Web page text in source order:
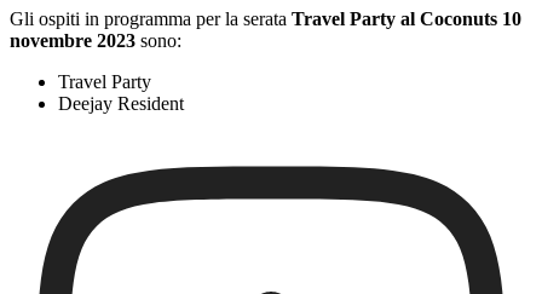
Gli ospiti in programma per la serata Travel Party al Coconuts 10
novembre 2023 sono:
Travel Party
Deejay Resident